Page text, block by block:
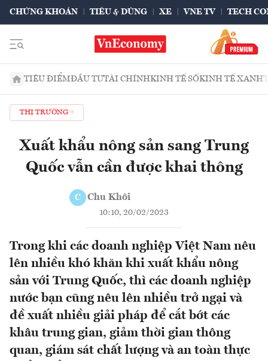
CHỨNG KHOÁN TIÊU & DÙNG XE VNE TV TECH
TIÊU ĐIỂMĐẦU TƯTÀI CHÍNHKINH TẾ SỐKINH TẾ XANH
THỊ TRƯỜNG
Xuất khẩu nông sản sang Trung
Quốc vẫn cần được khai thông
C Chu Khôi
10:10, 20/02/2023
Trong khi các doanh nghiệp Việt Nam nêu
lên nhiều khó khăn khi xuất khẩu nông
sản với Trung Quốc, thì các doanh nghiệp
nước bạn cũng nêu lên nhiều trở ngại và
đề xuất nhiều giải pháp để cắt bớt các
khâu trung gian, giảm thời gian thông
quan, giám sát chất lượng và an toàn thực